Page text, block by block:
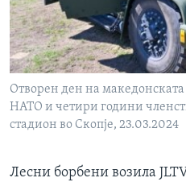
Отворен ден на
НАТО и четири години
стадион во Скопје, 23.03.2024
Лесни борбени возила